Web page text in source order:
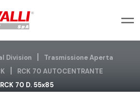
Division
Trasmissione Aperta
RCK 70 AUTOCENTRANTE
RCK 70 D. 55x85